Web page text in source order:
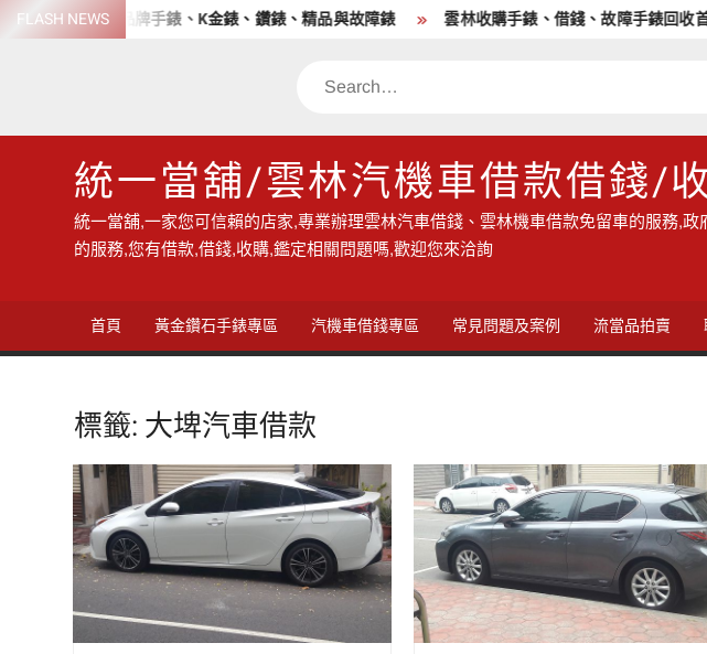
SkipFLASH NEWS
高價收購各品牌手錶、K金錶、鑽錶、精品與故障錶 雲林收購手錶、借錢、故障手錶回收首選
Search
統一當舖/雲林汽機車借款借錢/
統一當舖,一家您可信賴的店家,專業辦理雲林汽車借錢、雲林機車借款免留車的服務,
的服務,您有借款,借錢,收購,鑑定相關問題嗎,歡迎您來洽詢
首頁 黃金鑽石手錶專區 汽機車借錢專區 常見問題及案例 流當品拍賣
標籤: 大埤汽車借款